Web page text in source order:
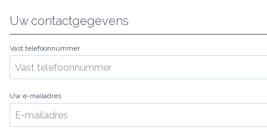
Uw contactgegevens
Vast telefoonnummer
Uw e-mailadres